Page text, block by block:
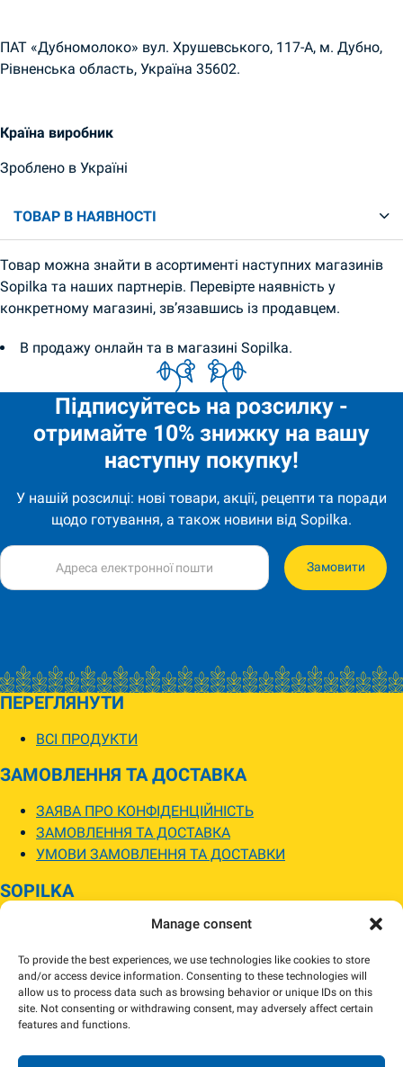
Manage consent
To provide the best experiences, we use technologies like cookies to store
and/or access device information. Consenting to these technologies will
allow us to process data such as browsing behavior or unique IDs on this
site. Not consenting or withdrawing consent, may adversely affect certain
features and functions.
ПАТ «Дубномолоко» вул. Хрушевського, 117-А, м. Дубно,
Рівненська область, Україна 35602.
Країна виробник
Зроблено в Україні
ТОВАР В НАЯВНОСТІ
Товар можна знайти в асортименті наступних магазинів
Sopilka та наших партнерів. Перевірте наявність у
конкретному магазині, зв’язавшись із продавцем.
В продажу онлайн та в магазині Sopilka.
Підписуйтесь на розсилку -
отримайте 10% знижку на вашу
наступну покупку!
У нашій розсилці: нові товари, акції, рецепти та поради
щодо готування, а також новини від Sopilka.
Замовити
ПЕРЕГЛЯНУТИ
ВСІ ПРОДУКТИ
ЗАМОВЛЕННЯ ТА ДОСТАВКА
ЗАЯВА ПРО КОНФІДЕНЦІЙНІСТЬ
ЗАМОВЛЕННЯ ТА ДОСТАВКА
УМОВИ ЗАМОВЛЕННЯ ТА ДОСТАВКИ
SOPILKA
МАГАЗИНИ SOPILKA
НОВИНИ
Зображення товарів на вебсайті можуть відрізнятися від їхнього